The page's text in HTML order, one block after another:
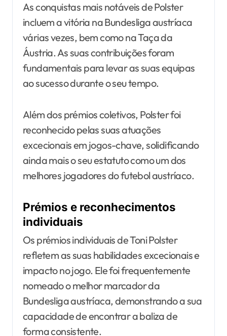
As conquistas mais notáveis de Polster
incluem a vitória na Bundesliga austríaca
várias vezes, bem como na Taça da
Áustria. As suas contribuições foram
fundamentais para levar as suas equipas
ao sucesso durante o seu tempo.
Além dos prémios coletivos, Polster foi
reconhecido pelas suas atuações
excecionais em jogos-chave, solidificando
ainda mais o seu estatuto como um dos
melhores jogadores do futebol austríaco.
Prémios e reconhecimentos
individuais
Os prémios individuais de Toni Polster
refletem as suas habilidades excecionais e
impacto no jogo. Ele foi frequentemente
nomeado o melhor marcador da
Bundesliga austríaca, demonstrando a sua
capacidade de encontrar a baliza de
forma consistente.